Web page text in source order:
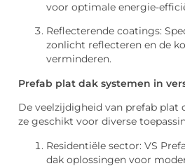
voor optimale energie-
Reflecterende coatings:
zonlicht reflecteren en de
verminderen.
Prefab plat dak systemen in
De veelzijdigheid van prefab plat
ze geschikt voor diverse
Residentiële sector: VS
dak oplossingen voor